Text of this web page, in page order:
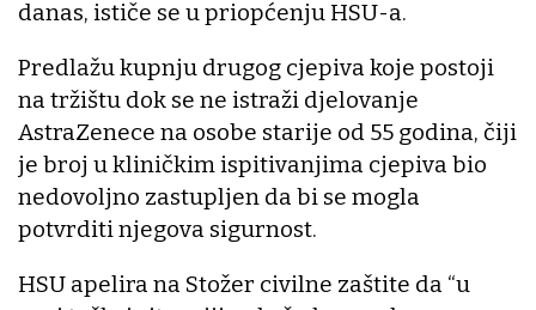
danas, ističe se u priopćenju HSU-a.
Predlažu kupnju drugog cjepiva koje postoji
na tržištu dok se ne istraži djelovanje
AstraZenece na osobe starije od 55 godina, čiji
je broj u kliničkim ispitivanjima cjepiva bio
nedovoljno zastupljen da bi se mogla
potvrditi njegova sigurnost.
HSU apelira na Stožer civilne zaštite da “u